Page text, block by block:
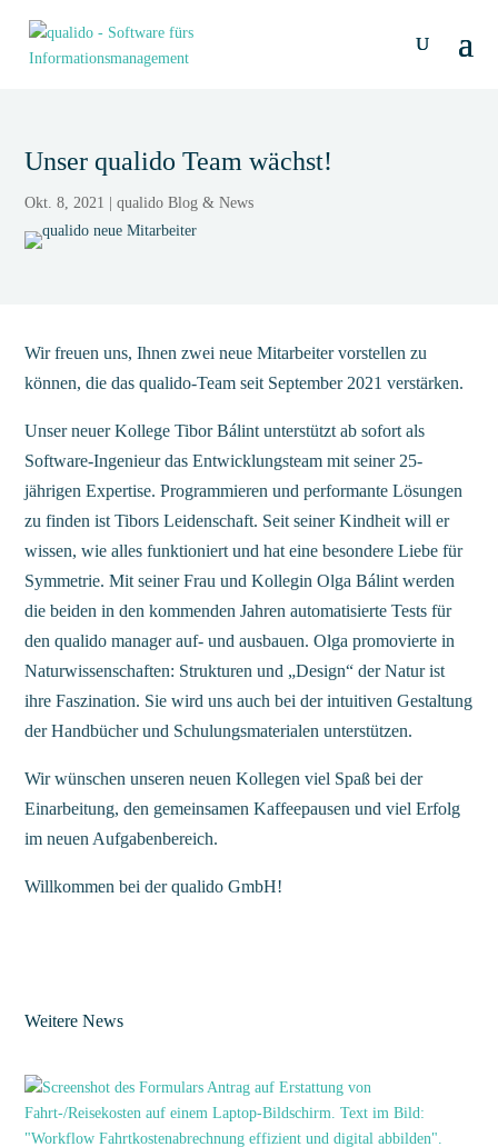
Unser qualido Team wächst!
Okt. 8, 2021 |qualido Blog & News
Wir freuen uns, Ihnen zwei neue Mitarbeiter vorstellen zu
können, die das qualido-Team seit September 2021 verstärken.
Unser neuer Kollege Tibor Bálint unterstützt ab sofort als
Software-Ingenieur das Entwicklungsteam mit seiner 25-
jährigen Expertise. Programmieren und performante Lösungen
zu finden ist Tibors Leidenschaft. Seit seiner Kindheit will er
wissen, wie alles funktioniert und hat eine besondere Liebe für
Symmetrie. Mit seiner Frau und Kollegin Olga Bálint werden
die beiden in den kommenden Jahren automatisierte Tests für
den qualido manager auf- und ausbauen. Olga promovierte in
Naturwissenschaften: Strukturen und „Design“ der Natur ist
ihre Faszination. Sie wird uns auch bei der intuitiven Gestaltung
der Handbücher und Schulungsmaterialen unterstützen.
Wir wünschen unseren neuen Kollegen viel Spaß bei der
Einarbeitung, den gemeinsamen Kaffeepausen und viel Erfolg
im neuen Aufgabenbereich.
Willkommen bei der qualido GmbH!
Weitere News